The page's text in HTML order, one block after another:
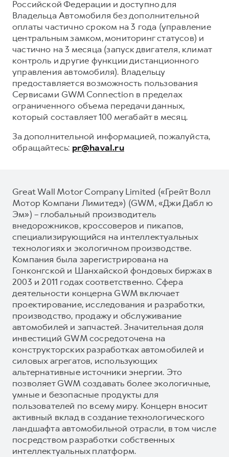
Российской Федерации и доступно для
Владельца Автомобиля без дополнительной
оплаты частично сроком на 3 года (управление
центральным замком, мониторинг статусов) и
частично на 3 месяца (запуск двигателя, климат
контроль и другие функции дистанционного
управления автомобиля). Владельцу
предоставляется возможность пользования
Сервисами GWM Connection в пределах
ограниченного объема передачи данных,
который составляет 100 мегабайт в месяц.
За дополнительной информацией, пожалуйста,
обращайтесь: pr@haval.ru
Great Wall Motor Company Limited («Грейт Волл
Мотор Компани Лимитед») (GWM, «Джи Дабл ю
Эм») – глобальный производитель
внедорожников, кроссоверов и пикапов,
специализирующийся на интеллектуальных
технологиях и экологичном производстве.
Компания была зарегистрирована на
Гонконгской и Шанхайской фондовых биржах в
2003 и 2011 годах соответственно. Сфера
деятельности концерна GWM включает
проектирование, исследования и разработки,
производство, продажу и обслуживание
автомобилей и запчастей. Значительная доля
инвестиций GWM сосредоточена на
конструкторских разработках автомобилей и
силовых агрегатов, использующих
альтернативные источники энергии. Это
позволяет GWM создавать более экологичные,
умные и безопасные продукты для
пользователей по всему миру. Концерн вносит
активный вклад в создание технологического
ландшафта автомобильной отрасли, в том числе
посредством разработки собственных
интеллектуальных платформ.